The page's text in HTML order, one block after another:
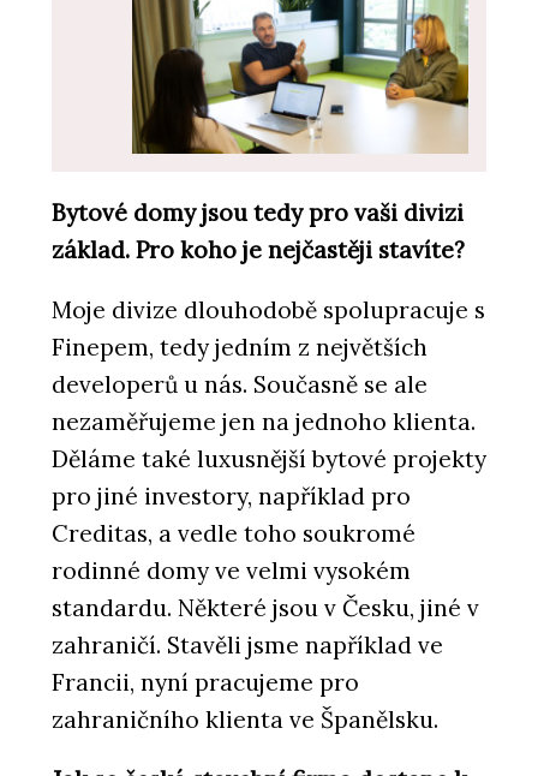
ČLÁNKY
Fasáda Máje měla vypadat jako ta
říkají Jan Houdek a Ingrid Pernická z
ČLÁNKY
Kolik stojí stavba, která ještě
neexistuje. Rozhovor s Jiřím
Podolským, technickým ředitelem z
HINTONu
Bytové domy jsou tedy pro vaši divizi
základ. Pro koho je nejčastěji stavíte?
Moje divize dlouhodobě spolupracuje s
Finepem, tedy jedním z největších
developerů u nás. Současně se ale
nezaměřujeme jen na jednoho klienta.
Děláme také luxusnější bytové projekty
pro jiné investory, například pro
Creditas, a vedle toho soukromé
rodinné domy ve velmi vysokém
standardu. Některé jsou v Česku, jiné v
zahraničí. Stavěli jsme například ve
Francii, nyní pracujeme pro
zahraničního klienta ve Španělsku.